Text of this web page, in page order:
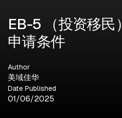
EB-5 （投资移民
申请条件
Author
美域佳华
Date Published
01/06/2025